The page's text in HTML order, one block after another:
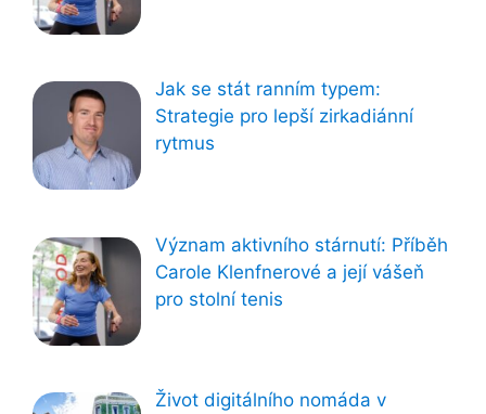
Jak se stát ranním typem:
Strategie pro lepší zirkadiánní
rytmus
Význam aktivního stárnutí: Příběh
Carole Klenfnerové a její vášeň
pro stolní tenis
Život digitálního nomáda v